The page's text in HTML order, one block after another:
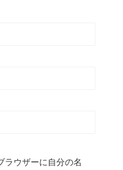
ラウザーに自分の名